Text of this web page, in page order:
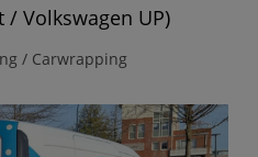
/ Volkswagen UP)
/ Carwrapping